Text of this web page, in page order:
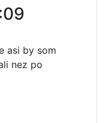
asi by som
nez po